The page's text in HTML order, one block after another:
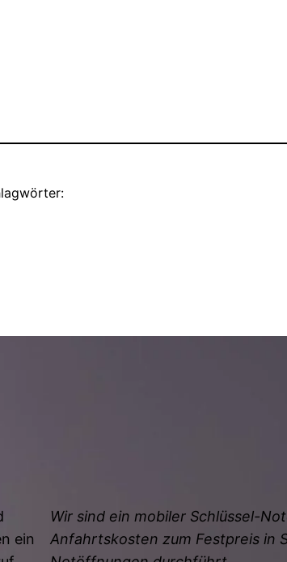
ein
Wir sind ein mobiler Schlüssel-
Anfahrtskosten zum Festpreis in